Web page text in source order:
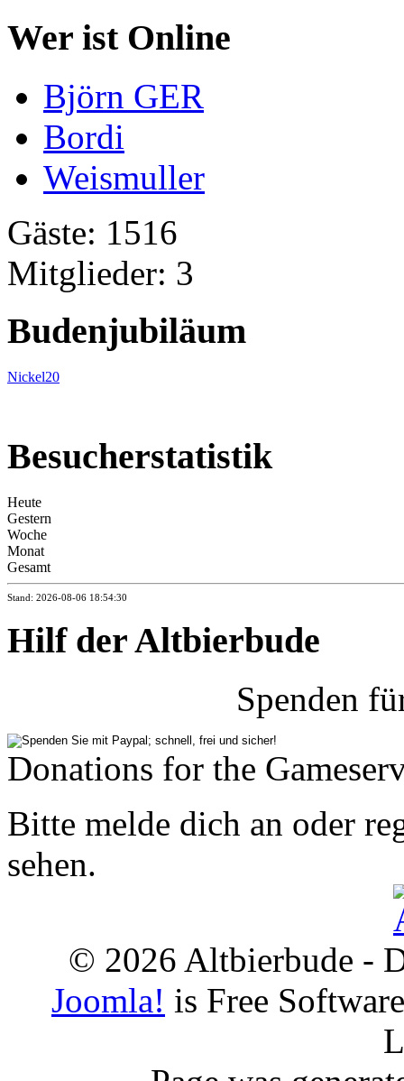
Wer ist Online
Björn GER
Bordi
Weismuller
Gäste: 1516
Mitglieder: 3
Budenjubiläum
Nickel20
Besucherstatistik
Heute
Gestern
Woche
Monat
Gesamt
Stand: 2026-08-06 18:54:30
Hilf der Altbierbude
Spenden
Donations for the
Bitte melde dich an oder
sehen.
© 2026 Altbierbude -
Joomla! is Free